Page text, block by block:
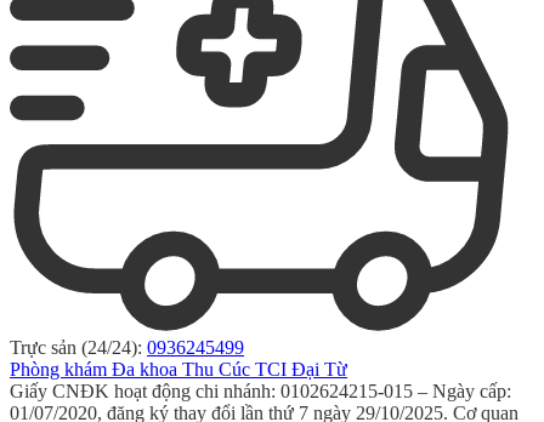
Trực sản (24/24): 0936245499
Phòng khám Đa khoa Thu Cúc TCI Đại Từ
Giấy CNĐK hoạt động chi nhánh: 0102624215-015 – Ngày cấp:
01/07/2020, đăng ký thay đổi lần thứ 7 ngày 29/10/2025. Cơ quan